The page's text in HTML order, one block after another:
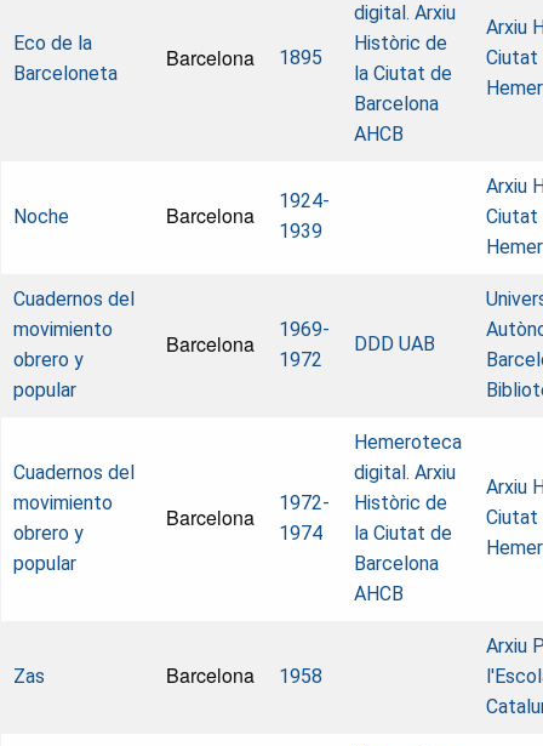
Eco de la
Barceloneta
Barcelona 1895
digital. Arxiu
Històric de
la Ciutat de
Barcelona
AHCB
Arxiu
Ciutat
Noche Barcelona
1924-
1939
Arxiu
Ciutat
Cuadernos del
movimiento
obrero y
popular
Barcelona
1969-
1972
DDD UAB
Cuadernos del
movimiento
obrero y
popular
Barcelona
1972-
1974
Hemeroteca
digital. Arxiu
Històric de
la Ciutat de
Barcelona
AHCB
Arxiu
Ciutat
Zas Barcelona 1958
Arxiu